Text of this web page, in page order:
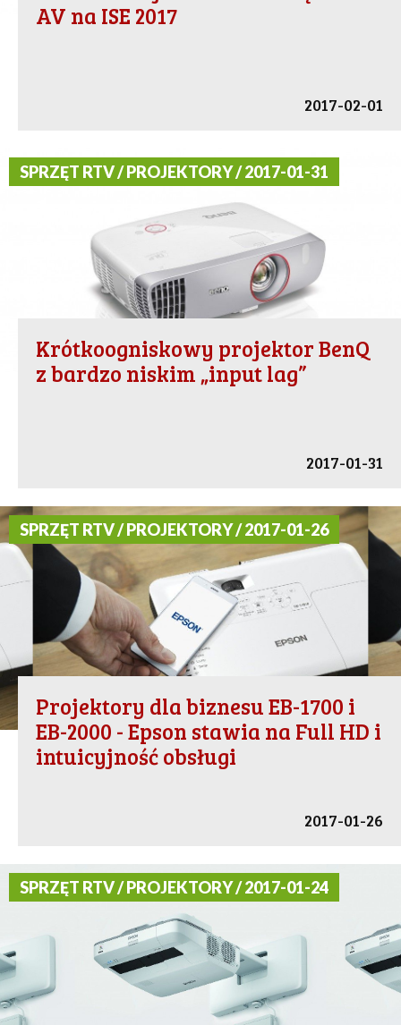
AV na ISE 2017
2017-02-01
SPRZĘT RTV / PROJEKTORY / 2017-01-31
Krótkoogniskowy projektor BenQ
z bardzo niskim „input lag”
2017-01-31
SPRZĘT RTV / PROJEKTORY / 2017-01-26
Projektory dla biznesu EB-1700 i
EB-2000 - Epson stawia na Full HD i
intuicyjność obsługi
2017-01-26
SPRZĘT RTV / PROJEKTORY / 2017-01-24